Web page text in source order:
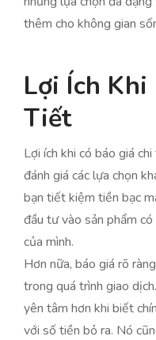
thêm cho không gian
Lợi Ích Khi
Tiết
Lợi ích khi có báo giá
đánh giá các lựa chọn
bạn tiết kiệm tiền bạc
đầu tư vào sản phẩm
của mình.
Hơn nữa, báo giá rõ
trong quá trình giao
yên tâm hơn khi biết
với số tiền bỏ ra. Nó